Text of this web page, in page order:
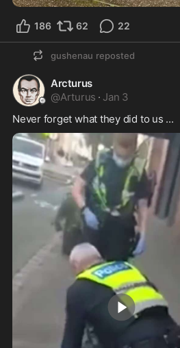
186 62 22
gushenau reposted
Arcturus
@Arturus · Jan 3
Never forget what they did to us ...